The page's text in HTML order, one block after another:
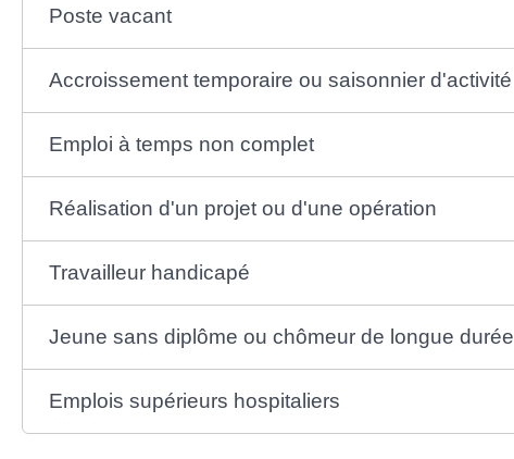
Poste vacant
Accroissement temporaire ou saisonnier d'activité
Emploi à temps non complet
Réalisation d'un projet ou d'une opération
Travailleur handicapé
Jeune sans diplôme ou chômeur de longue durée
Emplois supérieurs hospitaliers